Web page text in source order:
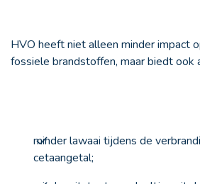
HVO heeft niet alleen minder impact
fossiele brandstoffen, maar biedt ook
minder lawaai tijdens de
cetaangetal;